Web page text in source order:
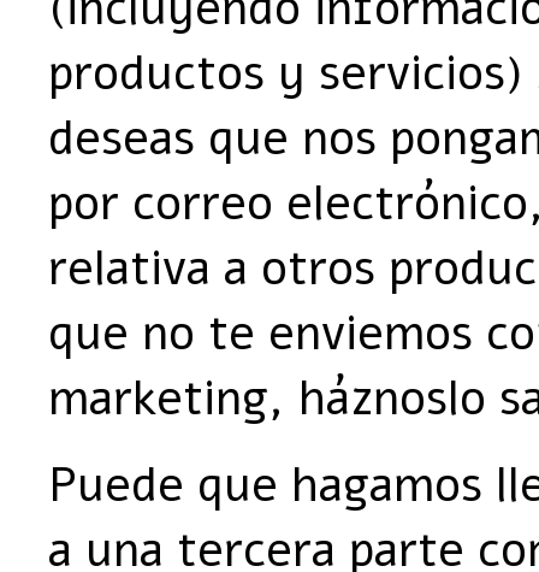
productos y
deseas que nos
por correo
relativa a otros
que no te enviemos
marketing, háznoslo
Puede que hagamos
a una tercera parte